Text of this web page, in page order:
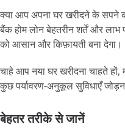
क्या आप अपना घर खरीदने के सपने
बैंक होम लोन बेहतरीन शर्तें और लाभ
को आसान और किफ़ायती बना देगा।
चाहे आप नया घर खरीदना चाहते हों,
कुछ पर्यावरण-अनुकूल सुविधाएँ
बेहतर तरीके से जानें